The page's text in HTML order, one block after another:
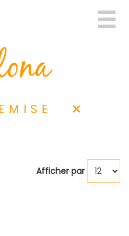
Afficher par